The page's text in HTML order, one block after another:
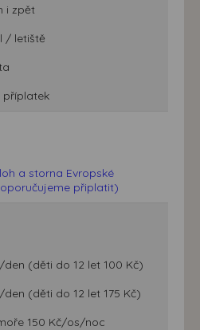
i zpět
/ letiště
příplatek
a storna Evropské
připlatit)
(děti do 12 let 100 Kč)
(děti do 12 let 175 Kč)
150 Kč/os/noc